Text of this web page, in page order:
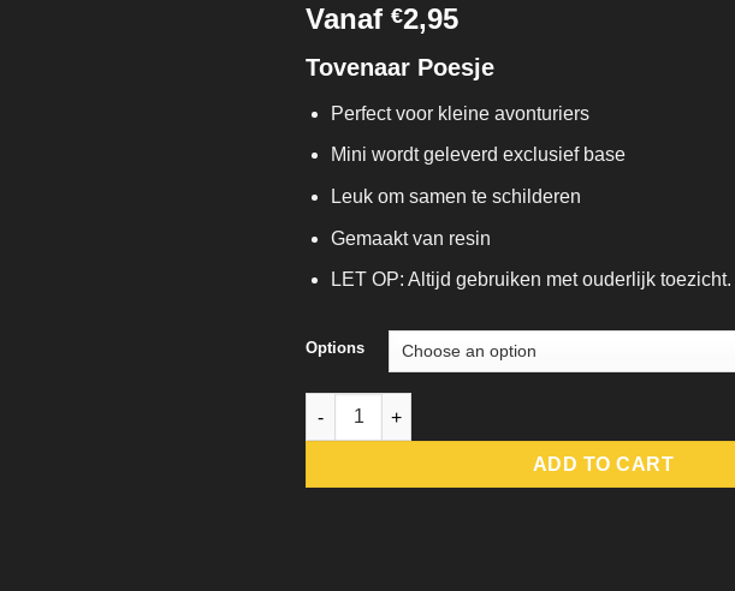
Vanaf €2,95
Tovenaar Poesje
Perfect voor kleine avonturiers
Mini wordt geleverd exclusief base
Leuk om samen te schilderen
Gemaakt van resin
LET OP: Altijd gebruiken met ouderlijk toezicht.
Options
Tovenaar Poesje quantity
ADD TO CART